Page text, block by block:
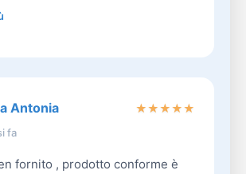
Antonia
fa
★★★★★
fornito , prodotto conforme è